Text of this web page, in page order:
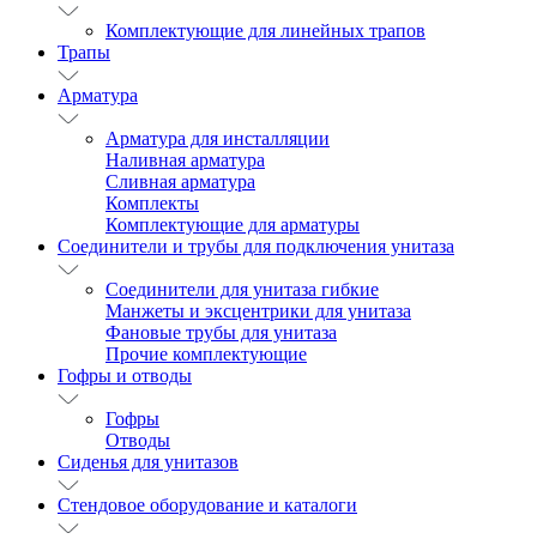
Комплектующие для линейных трапов
Трапы
Арматура
Арматура для инсталляции
Наливная арматура
Сливная арматура
Комплекты
Комплектующие для арматуры
Соединители и трубы для подключения унитаза
Соединители для унитаза гибкие
Манжеты и эксцентрики для унитаза
Фановые трубы для унитаза
Прочие комплектующие
Гофры и отводы
Гофры
Отводы
Сиденья для унитазов
Стендовое оборудование и каталоги